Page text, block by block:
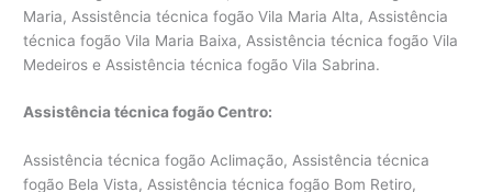
Maria, Assistência técnica fogão Vila Maria Alta, Assistência
técnica fogão Vila Maria Baixa, Assistência técnica fogão Vila
Medeiros e Assistência técnica fogão Vila Sabrina.
Assistência técnica fogão Centro:
Assistência técnica fogão Aclimação, Assistência técnica
fogão Bela Vista, Assistência técnica fogão Bom Retiro,